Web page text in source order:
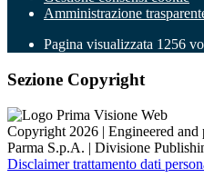
Amministrazione
Pagina visualizzata 1256
Sezione Copyright
Copyright 2026 | Engineered
Parma S.p.A. | Divisione
Disclaimer trattamento dati